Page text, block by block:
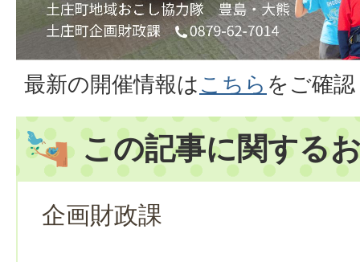
最新の開催情報はこちら をご確
この記事に関する
企画財政課